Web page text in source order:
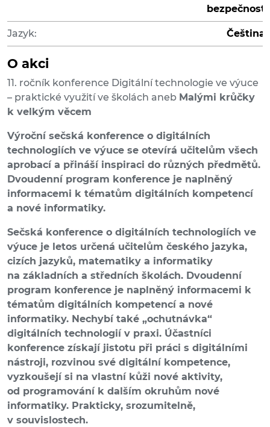
bezpečnost
Jazyk: Čeština
O akci
11. ročník konference Digitální technologie ve výuce
– praktické využití ve školách aneb Malými krůčky
k velkým věcem
Výroční sečská konference o digitálních
technologiích ve výuce se otevírá učitelům všech
aprobací a přináší inspiraci do různých předmětů.
Dvoudenní program konference je naplněný
informacemi k tématům digitálních kompetencí
a nové informatiky.
Sečská konference o digitálních technologiích ve
výuce je letos určená učitelům českého jazyka,
cizích jazyků, matematiky a informatiky
na základních a středních školách. Dvoudenní
program konference je naplněný informacemi k
tématům digitálních kompetencí a nové
informatiky. Nechybí také „ochutnávka“
digitálních technologií v praxi. Účastníci
konference získají jistotu při práci s digitálními
nástroji, rozvinou své digitální kompetence,
vyzkoušejí si na vlastní kůži nové aktivity,
od programování k dalším okruhům nové
informatiky. Prakticky, srozumitelně,
v souvislostech.